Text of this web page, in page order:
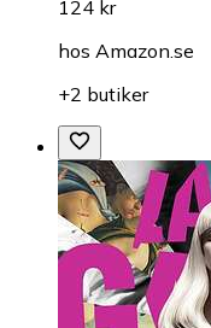
124 kr
hos Amazon.se
+2 butiker